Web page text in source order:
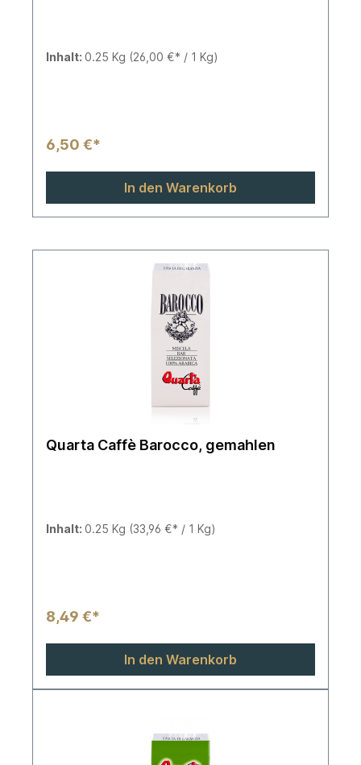
Inhalt: 0.25 Kg (26,00 €* / 1 Kg)
6,50 €*
In den Warenkorb
Quarta Caffè Barocco, gemahlen
Inhalt: 0.25 Kg (33,96 €* / 1 Kg)
8,49 €*
In den Warenkorb